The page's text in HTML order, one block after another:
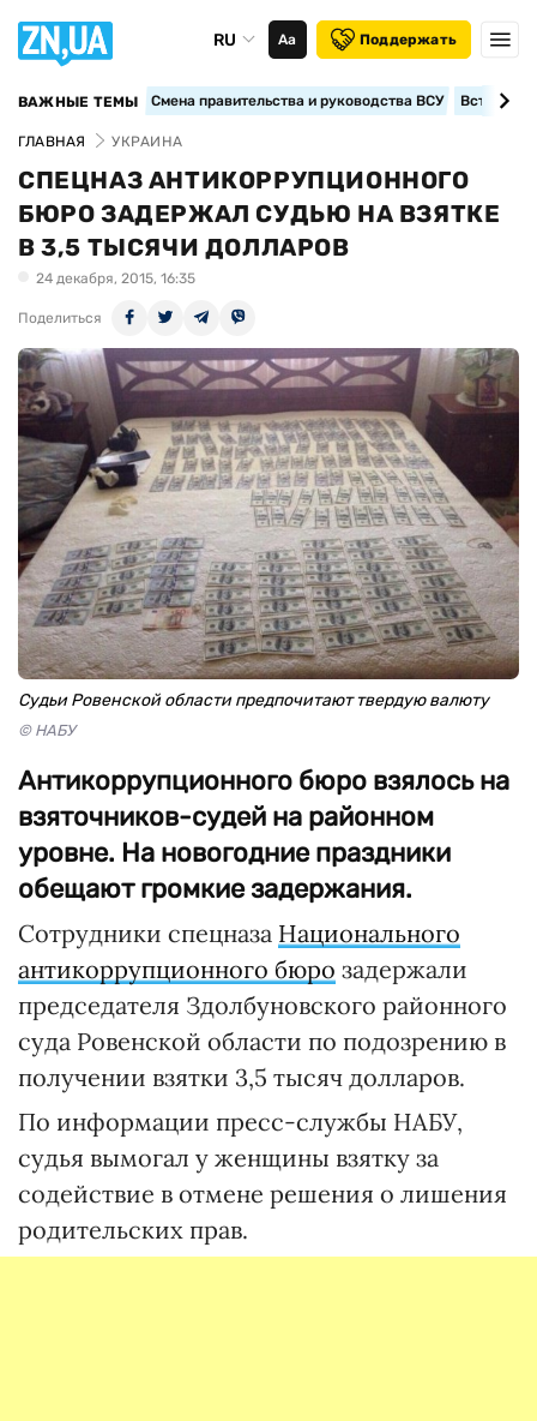
RU Аа Поддержать
ВАЖНЫЕ ТЕМЫ Смена правительства и руководства ВСУ
ГЛАВНАЯ УКРАИНА
СПЕЦНАЗ АНТИКОРРУПЦИОННОГО
БЮРО ЗАДЕРЖАЛ СУДЬЮ НА ВЗЯТКЕ
В 3,5 ТЫСЯЧИ ДОЛЛАРОВ
24 декабря, 2015, 16:35
Поделиться
Судьи Ровенской области предпочитают твердую валюту
© НАБУ
Антикоррупционного бюро взялось на
взяточников-судей на районном
уровне. На новогодние праздники
обещают громкие задержания.
Сотрудники спецназа Национального
антикоррупционного бюро задержали
председателя Здолбуновского районного
суда Ровенской области по подозрению в
получении взятки 3,5 тысяч долларов.
По информации пресс-службы НАБУ,
судья вымогал у женщины взятку за
содействие в отмене решения о лишения
родительских прав.